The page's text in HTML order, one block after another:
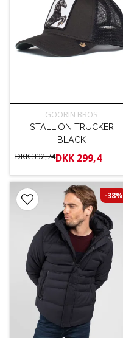
GOORIN BROS
STALLION TRUCKER
BLACK
DKK 332,74DKK 299,4
-38%